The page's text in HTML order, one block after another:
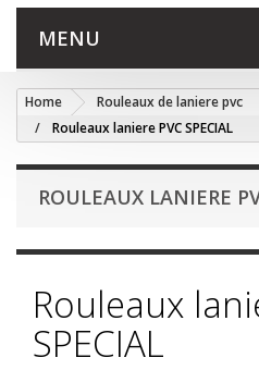
MENU
Home
Rouleaux de laniere pvc
Rouleaux laniere PVC SPECIAL
ROULEAUX LANIERE
Rouleaux
SPECIAL